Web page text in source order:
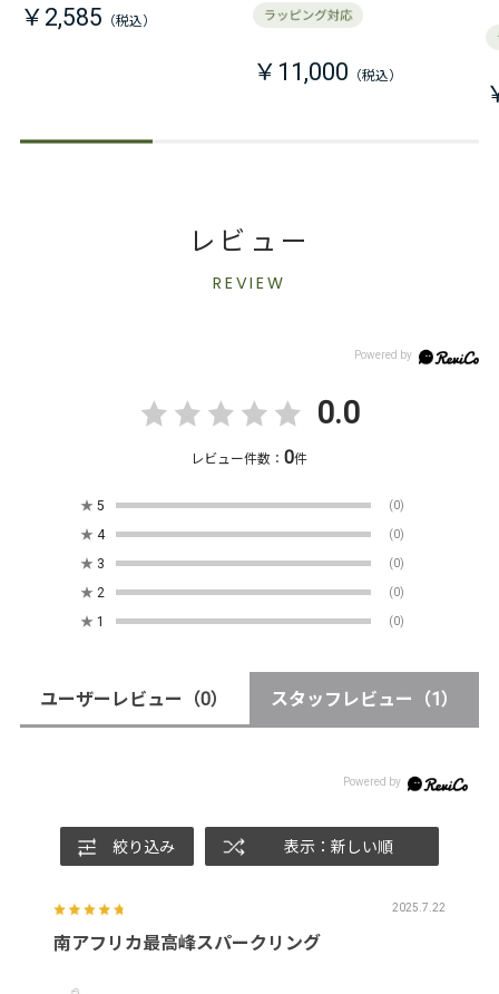
￥2,585
￥11,000
レビュー
REVIEW
0.0
レビュー件数：0件
★ 5 (0)
★ 4 (0)
★ 3 (0)
★ 2 (0)
★ 1 (0)
ユーザーレビュー （0） スタッフレビュー （1）
絞り込み 表示：新しい順
2025.7.22
南アフリカ最高峰スパークリング